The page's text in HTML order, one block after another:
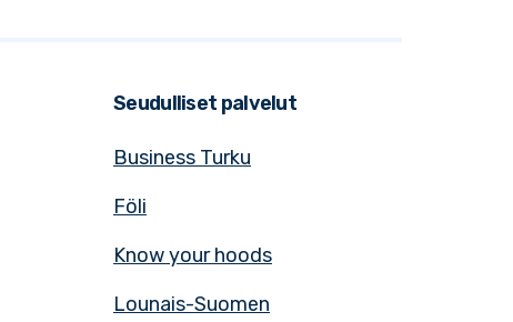
Seudulliset palvelut
Business Turku
Föli
Know your hoods
Lounais-Suomen